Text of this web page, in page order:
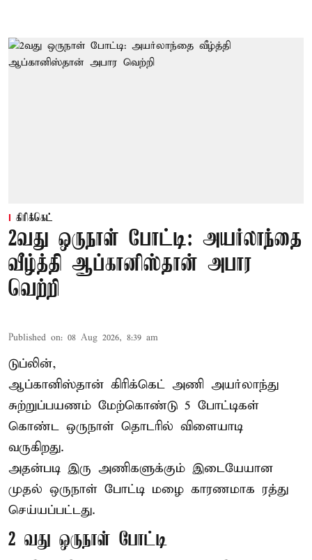
கிரிக்கெட்
2வது ஒருநாள் போட்டி: அயர்லாந்தை
வீழ்த்தி ஆப்கானிஸ்தான் அபார
வெற்றி
Published on: 08 Aug 2026, 8:39 am
டுப்லின்,
ஆப்கானிஸ்தான் கிரிக்கெட் அணி அயர்லாந்து
சுற்றுப்பயணம் மேற்கொண்டு 5 போட்டிகள்
கொண்ட ஒருநாள் தொடரில் விளையாடி
வருகிறது.
அதன்படி இரு அணிகளுக்கும் இடையேயான
முதல் ஒருநாள் போட்டி மழை காரணமாக ரத்து
செய்யப்பட்டது.
2 வது ஒருநாள் போட்டி